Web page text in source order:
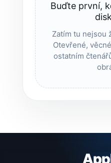
Buďte první,
Zatím tu nejsou
Otevřené,
ostatním